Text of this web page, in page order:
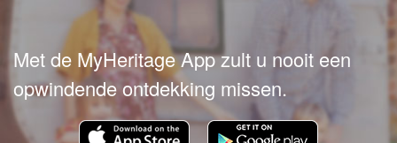
Met de MyHeritage App zult u nooit een
opwindende ontdekking missen.